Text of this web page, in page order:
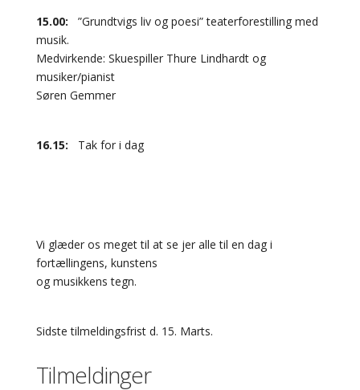
15.00: ”Grundtvigs liv og poesi” teaterforestilling med
musik.
Medvirkende: Skuespiller Thure Lindhardt og
musiker/pianist
Søren Gemmer
16.15: Tak for i dag
Vi glæder os meget til at se jer alle til en dag i
fortællingens, kunstens
og musikkens tegn.
Sidste tilmeldingsfrist d. 15. Marts.
Tilmeldinger